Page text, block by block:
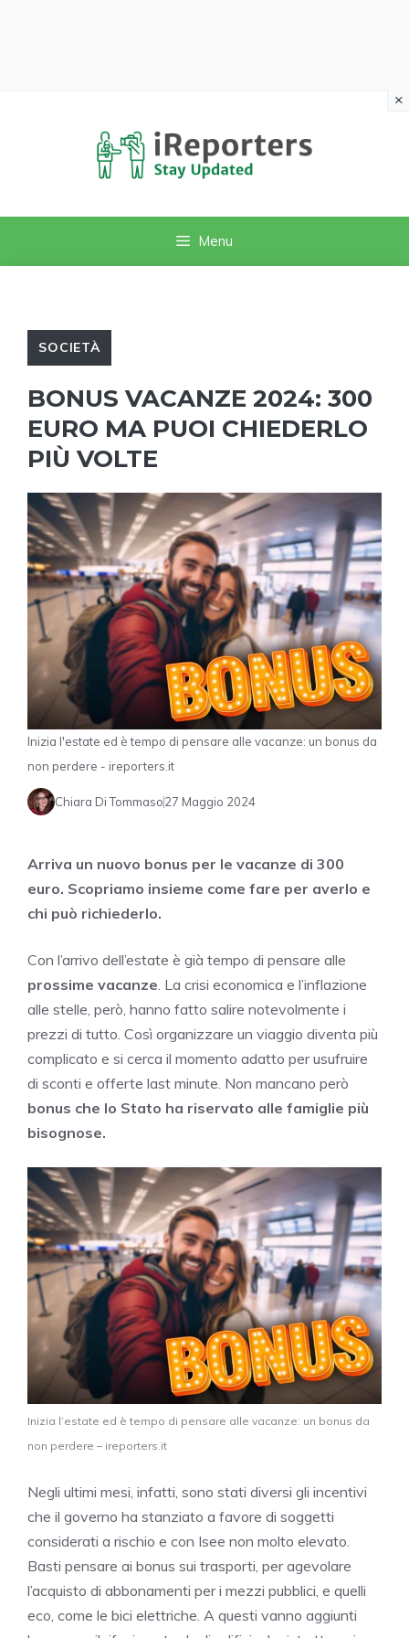
Menu
SOCIETÀ
BONUS VACANZE 2024: 300
EURO MA PUOI CHIEDERLO
PIÙ VOLTE
Inizia l'estate ed è tempo di pensare alle vacanze: un bonus da
non perdere - ireporters.it
Chiara Di Tommaso27 Maggio 2024
Arriva un nuovo bonus per le vacanze di 300
euro. Scopriamo insieme come fare per averlo e
chi può richiederlo.
Con l’arrivo dell’estate è già tempo di pensare alle
prossime vacanze. La crisi economica e l’inflazione
alle stelle, però, hanno fatto salire notevolmente i
prezzi di tutto. Così organizzare un viaggio diventa più
complicato e si cerca il momento adatto per usufruire
di sconti e offerte last minute. Non mancano però
bonus che lo Stato ha riservato alle famiglie più
bisognose.
Inizia l’estate ed è tempo di pensare alle vacanze: un bonus da
non perdere – ireporters.it
Negli ultimi mesi, infatti, sono stati diversi gli incentivi
che il governo ha stanziato a favore di soggetti
considerati a rischio e con Isee non molto elevato.
Basti pensare ai bonus sui trasporti, per agevolare
l’acquisto di abbonamenti per i mezzi pubblici, e quelli
eco, come le bici elettriche. A questi vanno aggiunti
×